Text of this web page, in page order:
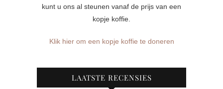
kunt u ons al steunen vanaf de prijs van een
kopje koffie.
Klik hier om een kopje koffie te doneren
LAATSTE RECENSIES